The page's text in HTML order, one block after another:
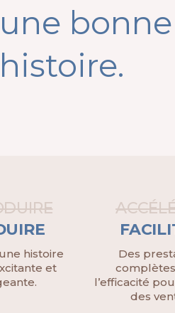
une bonne
histoire.
histoire
et
Des
l’efficacité
des